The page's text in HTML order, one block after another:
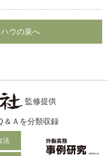
ウの泉へ
監修提供
＆Ａを分類収録
法